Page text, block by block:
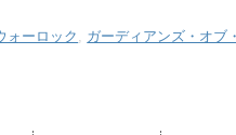
ォーロック ガーディアンズ・オブ